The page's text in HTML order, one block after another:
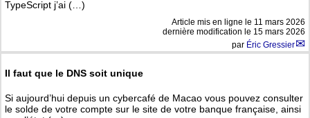
TypeScript j’ai (…)
Article mis en ligne le 11 mars 2026
dernière modification le 15 mars 2026
par Éric Gressier
Il faut que le DNS soit unique
Si aujourd’hui depuis un cybercafé de Macao vous pouvez consulter
le solde de votre compte sur le site de votre banque française, ainsi